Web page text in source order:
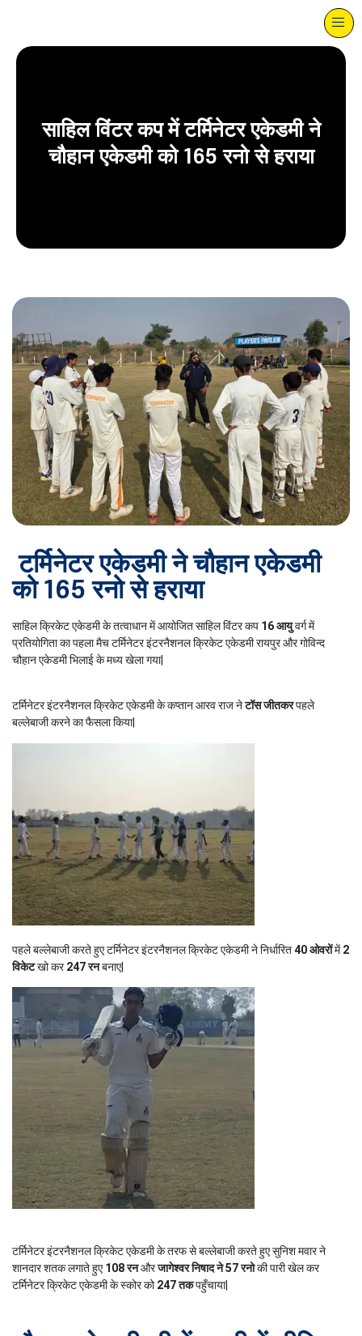
साहिल विंटर कप में टर्मिनेटर एकेडमी ने
चौहान एकेडमी को 165 रनो से हराया
टर्मिनेटर एकेडमी ने चौहान एकेडमी
को 165 रनो से हराया
साहिल क्रिकेट एकेडमी के तत्वाधान में आयोजित साहिल विंटर कप16 आयुवर्ग में
प्रतियोगिता का पहला मैच टर्मिनेटर इंटरनैशनल क्रिकेट एकेडमी रायपुर और गोविन्द
चौहान एकेडमी भिलाई के मध्य खेला गया|
टर्मिनेटर इंटरनैशनल क्रिकेट एकेडमी के कप्तान आरव राज नेटॉस जीतकरपहले
बल्लेबाजी करने का फैसला किया|
पहले बल्लेबाजी करते हुए टर्मिनेटर इंटरनैशनल क्रिकेट एकेडमी ने निर्धारित40 ओवरोंमें2
विकेटखो कर247 रनबनाए|
टर्मिनेटर इंटरनैशनल क्रिकेट एकेडमी के तरफ से बल्लेबाजी करते हुए सुनिश मवार ने
शानदार शतक लगाते हुए108 रनऔरजागेश्वर निषाद ने 57 रनोकी पारी खेल कर
टर्मिनेटर क्रिकेट एकेडमी के स्कोर को247 तकपहुँचाया|